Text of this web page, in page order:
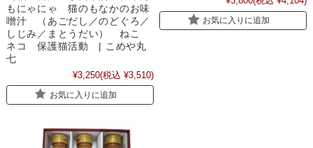
もにゃにゃ 猫のもなかのお味
噌汁 （あごだし／のどぐろ／
しじみ／まとうだい） ねこ
ネコ 保護猫活動 | こめや丸
七
¥3,250(税込 ¥3,510)
お気に入りに追加
お気に入りに追加